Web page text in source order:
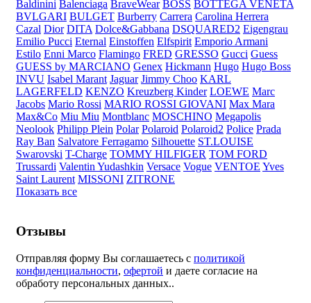
Baldinini Balenciaga BraveWear BOSS BOTTEGA VENETA
BVLGARI BULGET Burberry Carrera Carolina Herrera
Cazal Dior DITA Dolce&Gabbana DSQUARED2 Eigengrau
Emilio Pucci Eternal Einstoffen Elfspirit Emporio Armani
Estilo Enni Marco Flamingo FRED GRESSO Gucci Guess
GUESS by MARCIANO Genex Hickmann Hugo Hugo Boss
INVU Isabel Marant Jaguar Jimmy Choo KARL
LAGERFELD KENZO Kreuzberg Kinder LOEWE Marc
Jacobs Mario Rossi MARIO ROSSI GIOVANI Max Mara
Max&Co Miu Miu Montblanc MOSCHINO Megapolis
Neolook Philipp Plein Polar Polaroid Polaroid2 Police Prada
Ray Ban Salvatore Ferragamo Silhouette ST.LOUISE
Swarovski T-Charge TOMMY HILFIGER TOM FORD
Trussardi Valentin Yudashkin Versace Vogue VENTOE Yves
Saint Laurent MISSONI ZITRONE
Показать все
Отзывы
Отправляя форму Вы соглашаетесь с политикой
конфиденциальности, офертой и даете согласие на
обработу персональных данных..